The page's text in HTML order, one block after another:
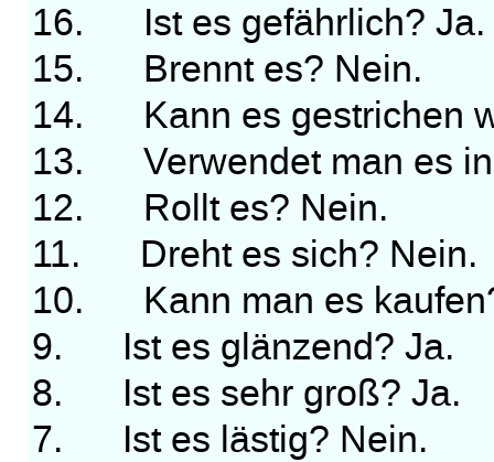
16. Ist es gefährlich? Ja.
15. Brennt es? Nein.
14. Kann es gestrichen
13. Verwendet man es in
12. Rollt es? Nein.
11. Dreht es sich? Nein.
10. Kann man es
9. Ist es glänzend? Ja.
8. Ist es sehr groß? Ja.
7. Ist es lästig? Nein.